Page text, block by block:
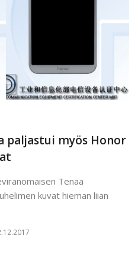
paljastui myös Honor
Tenaa
kuvat hieman liian